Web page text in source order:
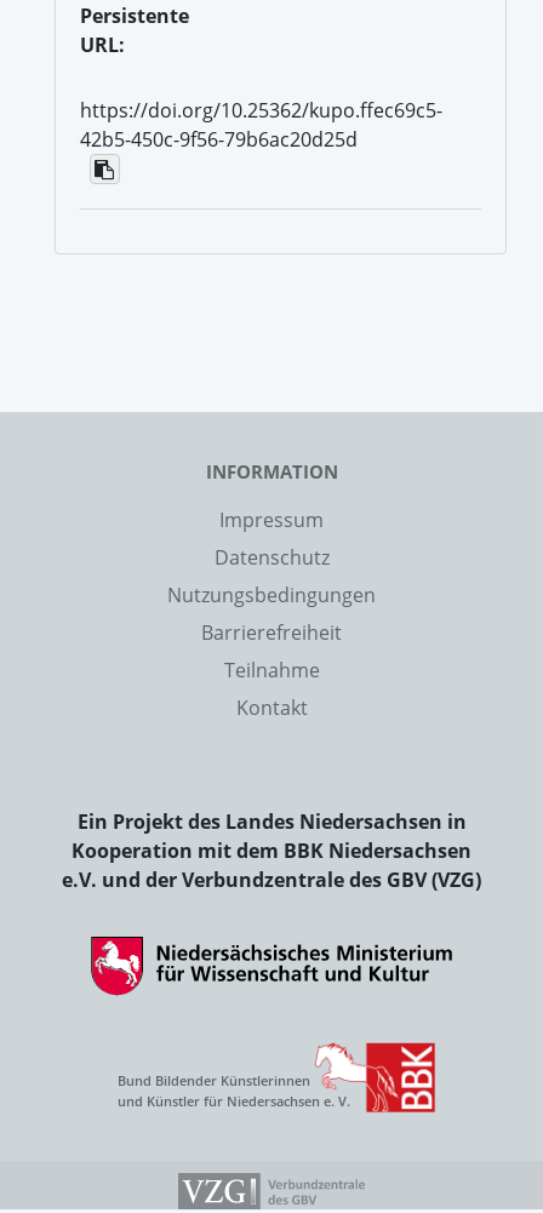
Persistente
URL:
https://doi.org/10.25362/kupo.ffec69c5-
42b5-450c-9f56-79b6ac20d25d
INFORMATION
Impressum
Datenschutz
Nutzungsbedingungen
Barrierefreiheit
Teilnahme
Kontakt
Ein Projekt des Landes Niedersachsen in
Kooperation mit dem BBK Niedersachsen
e.V. und der Verbundzentrale des GBV (VZG)
Bund Bildender Künstlerinnen
und Künstler für Niedersachsen e. V.